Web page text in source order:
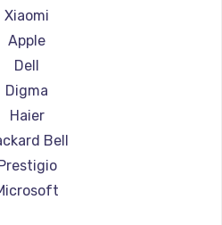
Irbis
Thunderobot
Hasee
ZTE
Hiper
Evga
Google
Echips
Xiaomi
Apple
Dell
Digma
Haier
Bell